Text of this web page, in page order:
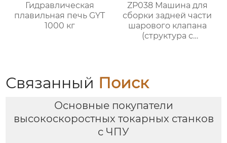
Гидравлическая
плавильная печь GYT
1000 кг
ZP038 Машина для
сборки задней части
шарового клапана
(структура с
Связанный Поиск
Основные покупатели
высокоскоростных токарных станков
с ЧПУ